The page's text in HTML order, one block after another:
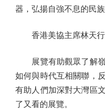
器，弘揚自強不息的民族
香港美協主席林天行
展覽有助觀眾了解嶺
如何與時代互相關聯，
有助人們加深對大灣區
了又看的展覽。